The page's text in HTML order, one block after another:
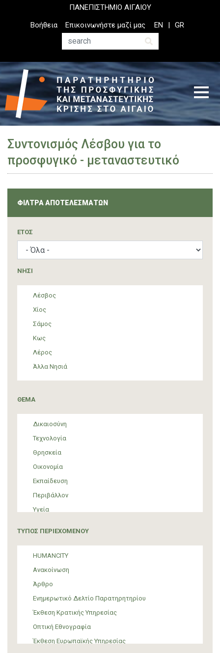
ΠΑΝΕΠΙΣΤΗΜΙΟ ΑΙΓΑΙΟΥ
Top
Header
Βοήθεια
Επικοινωνήστε μαζί μας
Αναζήτηση
EN GR
Συντονισμός Λέσβου για το
προσφυγικό - μεταναστευτικό
ΦΙΛΤΡΑ ΑΠΟΤΕΛΕΣΜΑΤΩΝ
ΈΤΟΣ
ΝΗΣΙ
Λέσβος
Χίος
Σάμος
Κως
Λέρος
Άλλα Νησιά
ΘΕΜΑ
Δικαιοσύνη
Τεχνολογία
Θρησκεία
Οικονομία
Εκπαίδευση
Περιβάλλον
Υγεία
ΜΜΕ
Θεσμικές ρυθμίσεις
Υποστήριξη Προσφύγων και Μεταναστών
Υλικός πολιτισμός
Τέχνη
ΤΥΠΟΣ ΠΕΡΙΕΧΟΜΕΝΟΥ
HUMANCITY
Ανακοίνωση
Άρθρο
Ενημερωτικό Δελτίο Παρατηρητηρίου
Έκθεση Κρατικής Υπηρεσίας
Οπτική Εθνογραφία
Έκθεση Ευρωπαϊκής Υπηρεσίας